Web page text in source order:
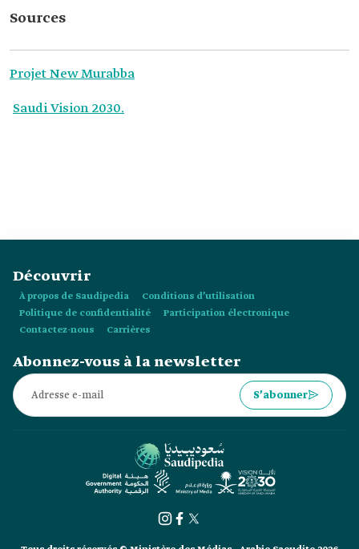
Sources
Projet New Murabba
Saudi Vision 2030.
Découvrir
À propos de Saudipedia
Conditions d’utilisation
Politique de confidentialité
Participation électronique
Contactez-nous
Carrières
Abonnez-vous à la newsletter
S’abonner